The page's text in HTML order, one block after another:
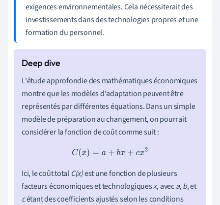
exigences environnementales. Cela nécessiterait des
investissements dans des technologies propres et une
formation du personnel.
L'étude approfondie des mathématiques économiques
montre que les modèles d'adaptation peuvent être
représentés par différentes équations. Dans un simple
modèle de préparation au changement, on pourrait
considérer la fonction de coût comme suit :
C (x) =a +b x+c x2
Ici, le coût total C(x)est une fonction de plusieurs
facteurs économiques et technologiquesx, aveca, b, et
cétant des coefficients ajustés selon les conditions